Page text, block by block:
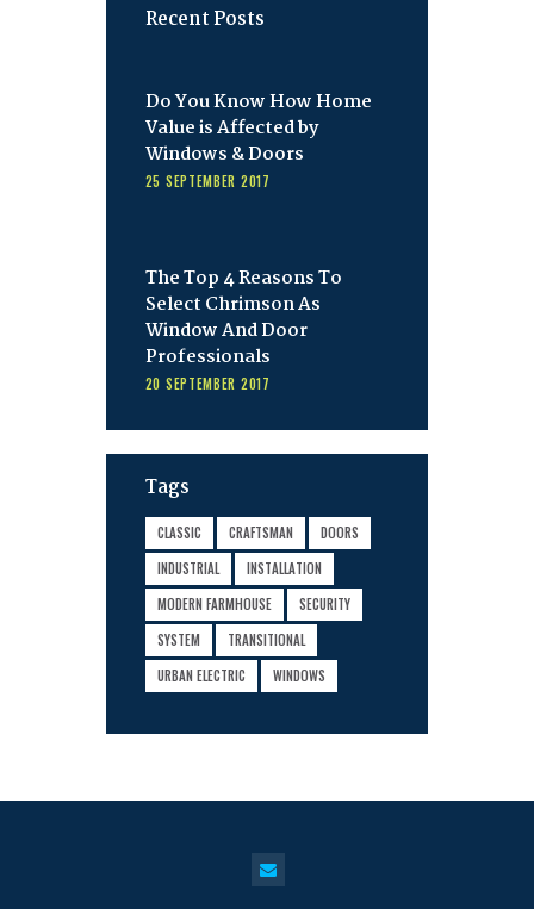
Recent Posts
Do You Know How Home
Value is Affected by
Windows & Doors
25 SEPTEMBER 2017
The Top 4 Reasons To
Select Chrimson As
Window And Door
Professionals
20 SEPTEMBER 2017
Tags
CLASSIC CRAFTSMAN
DOORS
INDUSTRIAL
INSTALLATION
MODERN FARMHOUSE
SECURITY
SYSTEM
TRANSITIONAL
URBAN ELECTRIC
WINDOWS